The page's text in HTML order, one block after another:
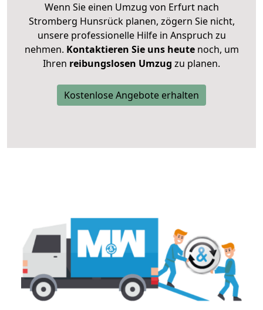
Wenn Sie einen Umzug von Erfurt nach
Stromberg Hunsrück planen, zögern Sie nicht,
unsere professionelle Hilfe in Anspruch zu
nehmen. Kontaktieren Sie uns heutenoch, um
Ihren reibungslosen Umzug zu planen.
Kostenlose Angebote erhalten